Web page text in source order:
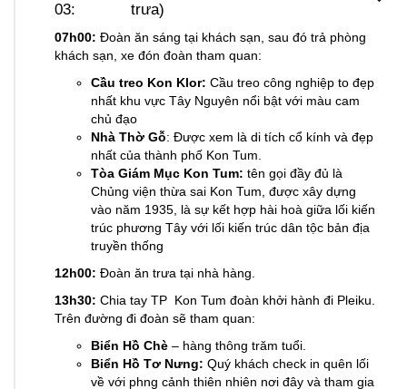
03:
trưa)
07h00: Đoàn ăn sáng tại khách sạn, sau đó trả phòng
khách sạn, xe đón đoàn tham quan:
Cầu treo Kon Klor: Cầu treo công nghiệp to đẹp
nhất khu vực Tây Nguyên nổi bật với màu cam
chủ đạo
Nhà Thờ Gỗ: Được xem là di tích cổ kính và đẹp
nhất của thành phố Kon Tum.
Tòa Giám Mục Kon Tum: tên gọi đầy đủ là
Chủng viện thừa sai Kon Tum, được xây dựng
vào năm 1935, là sự kết hợp hài hoà giữa lối kiến
trúc phương Tây với lối kiến trúc dân tộc bản địa
truyền thống
12h00: Đoàn ăn trưa tại nhà hàng.
13h30: Chia tay TP Kon Tum đoàn khởi hành đi Pleiku.
Trên đường đi đoàn sẽ tham quan:
Biển Hồ Chè – hàng thông trăm tuổi.
Biển Hồ Tơ Nưng: Quý khách check in quên lối
về với phng cảnh thiên nhiên nơi đây và tham gia